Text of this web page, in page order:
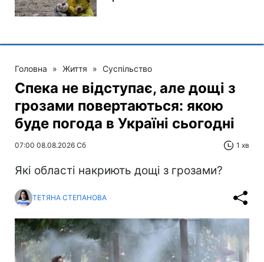
Головна » Життя » Суспільство
Спека не відступає, але дощі з
грозами повертаються: якою
буде погода в Україні сьогодні
07:00 08.08.2026 Сб 1 хв
Які області накриють дощі з грозами?
ТЕТЯНА СТЕПАНОВА